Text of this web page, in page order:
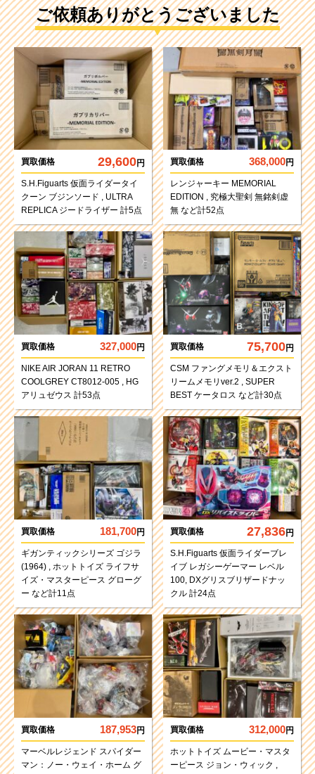
ご依頼ありがとうございました
買取価格 29,600円
S.H.Figuarts 仮面ライダータイ
クーン ブジンソード , ULTRA
REPLICA ジードライザー 計5点
買取価格 368,000円
レンジャーキー MEMORIAL
EDITION , 究極大聖剣 無銘剣虚
無 など計52点
買取価格 327,000円
NIKE AIR JORAN 11 RETRO
COOLGREY CT8012-005 , HG
アリュゼウス 計53点
買取価格 75,700円
CSM ファングメモリ＆エクスト
リームメモリver.2 , SUPER
BEST ケータロス など計30点
買取価格 181,700円
ギガンティックシリーズ ゴジラ
(1964) , ホットトイズ ライフサ
イズ・マスターピース グローグ
ー など計11点
買取価格 27,836円
S.H.Figuarts 仮面ライダーブレ
イブ レガシーゲーマー レベル
100, DXグリスブリザードナッ
クル 計24点
買取価格 187,953円
マーベルレジェンド スパイダー
マン：ノー・ウェイ・ホーム グ
買取価格 312,000円
ホットトイズ ムービー・マスタ
ーピース ジョン・ウィック ,